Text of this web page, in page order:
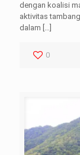
dengan koalisi
aktivitas
dalam […]
0